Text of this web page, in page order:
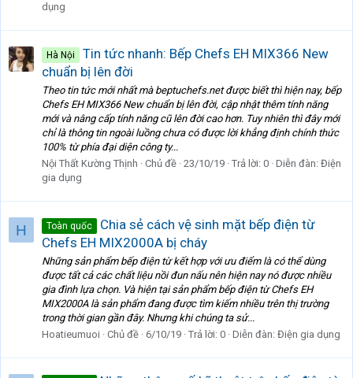
dụng
Hà Nội
Tin tức nhanh: Bếp Chefs EH MIX366 New
chuẩn bị lên đời
Theo tin tức mới nhất mà beptuchefs.net được biết thì hiện nay, bếp
Chefs EH MIX366 New chuẩn bị lên đời, cập nhật thêm tính năng
mới và nâng cấp tính năng cũ lên đời cao hơn. Tuy nhiên thì đây mới
chỉ là thông tin ngoài luồng chưa có được lời khẳng định chính thức
100% từ phía đại diện công ty...
Nội Thất Kường Thịnh
Chủ đề 23/10/19 Trả lời: 0 Diễn đàn: Điện
gia dụng
H Toàn quốc
Chia sẻ cách vệ sinh mặt bếp điện từ
Chefs EH MIX2000A bị cháy
Những sản phẩm bếp điện từ kết hợp với ưu điểm là có thể dùng
được tất cả các chất liệu nồi đun nấu nên hiện nay nó được nhiều
gia đình lựa chọn. Và hiện tại sản phẩm bếp điện từ Chefs EH
MIX2000A là sản phẩm đang được tìm kiếm nhiều trên thị trường
trong thời gian gần đây. Nhưng khi chúng ta sử...
Hoatieumuoi
Chủ đề 6/10/19 Trả lời: 0 Diễn đàn: Điện gia dụng